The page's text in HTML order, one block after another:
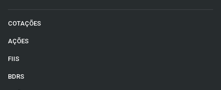
COTAÇÕES
AÇÕES
FIIS
BDRS